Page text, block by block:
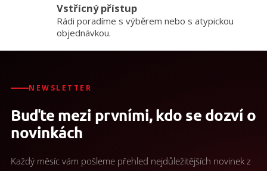
Vstřícný přístup
Rádi poradíme s výběrem nebo s atypickou
objednávkou.
NEWSLETTER
Buďte mezi prvními, kdo se dozví o
novinkách
Každý měsíc vám pošleme přehled nejdůležitějších novinek z